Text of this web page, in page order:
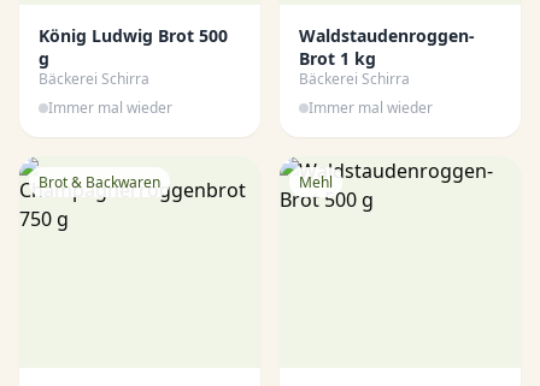
König Ludwig Brot 500
g
Bäckerei Schirra
Immer mal wieder
Waldstaudenroggen-
Brot 1 kg
Bäckerei Schirra
Immer mal wieder
Brot & Backwaren Mehl